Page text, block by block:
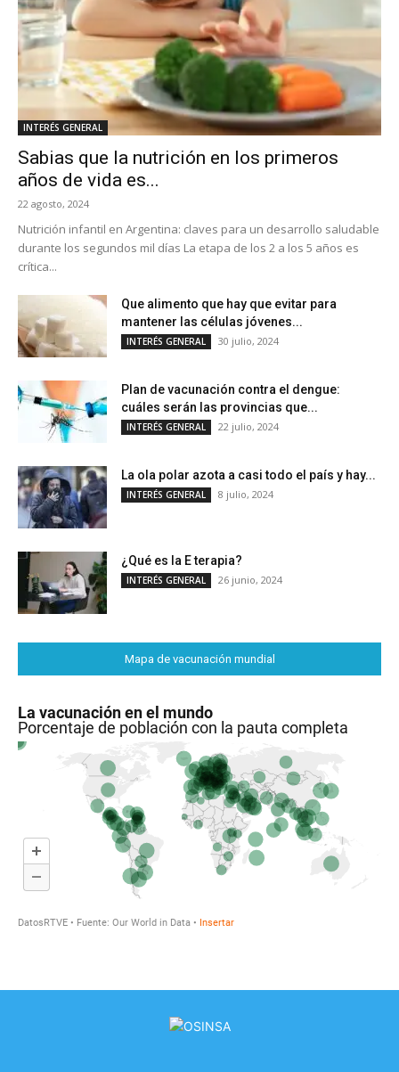
INTERÉS GENERAL
Sabias que la nutrición en los primeros
años de vida es...
22 agosto, 2024
Nutrición infantil en Argentina: claves para un desarrollo saludable
durante los segundos mil días La etapa de los 2 a los 5 años es
crítica...
Que alimento que hay que evitar para
mantener las células jóvenes...
INTERÉS GENERAL 30 julio, 2024
Plan de vacunación contra el dengue:
cuáles serán las provincias que...
INTERÉS GENERAL 22 julio, 2024
La ola polar azota a casi todo el país y hay...
INTERÉS GENERAL 8 julio, 2024
¿Qué es la E terapia?
INTERÉS GENERAL 26 junio, 2024
Mapa de vacunación mundial